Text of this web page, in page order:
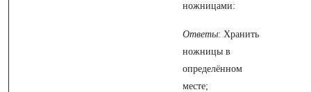
ножницами:
Ответы: Хранить
ножницы в
определённом
месте;